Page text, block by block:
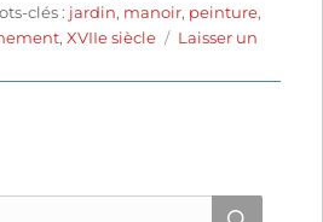
clés : jardin, manoir, peinture,
,XVIIe siècle
Laisser un